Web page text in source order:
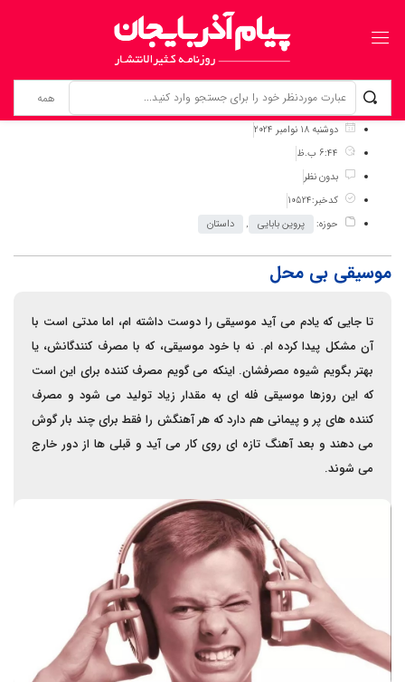
برگ نخست نوشته‌ها
موسیقی بی محل
دوشنبه 18 نوامبر 2024
6:44 ب.ظ
بدون نظر
کدخبر:10524
حوزه:
پروین بابایی , داستان
موسیقی بی محل
تا جایی که یادم می آید موسیقی را دوست داشته ام، اما مدتی است با
آن مشکل پیدا کرده ام. نه با خود موسیقی، که با مصرف کنندگانش، یا
بهتر بگویم شیوه مصرفشان. اینکه می گویم مصرف کننده برای این است
که این روزها موسیقی فله ای به مقدار زیاد تولید می شود و مصرف
کننده های پر و پیمانی هم دارد که هر آهنگش را فقط برای چند بار گوش
می دهند و بعد آهنگ تازه ای روی کار می آید و قبلی ها از دور خارج
می شوند.